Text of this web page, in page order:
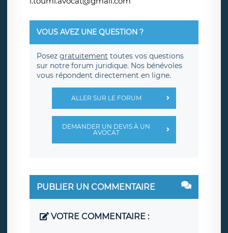
VOUS AVEZ UNE QUESTION ?
Posez gratuitement toutes vos questions
sur notre forum juridique. Nos bénévoles
vous répondent directement en ligne.
ALLER SUR LE FORUM
DEMANDER UN DEVIS À UN
AVOCAT
PUBLIER UN COMMENTAIRE
VOTRE COMMENTAIRE :